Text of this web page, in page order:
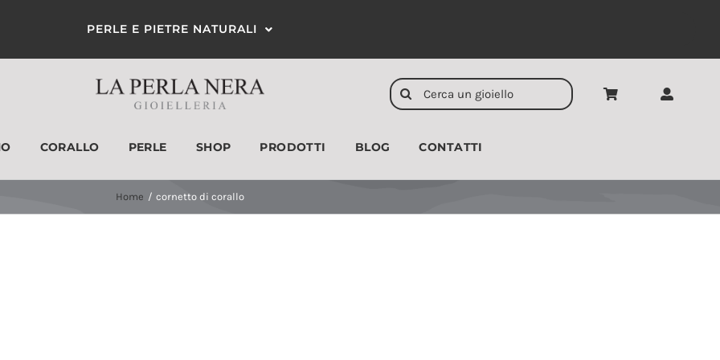
PERLE E PIETRE NATURALI
Cerca
per:
CORALLO PERLE SHOP PRODOTTI
ORECCHINI
BLOG CONTATTI
Home cornetto di corallo